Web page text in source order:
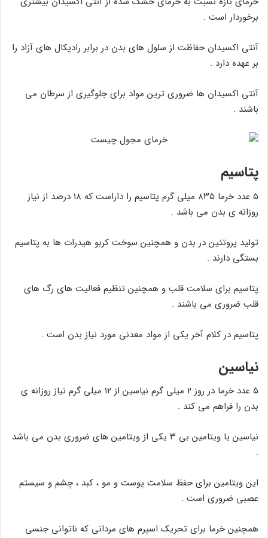
برخوردار است .
آنتی اکسیدان حفاظت از سلول های بدن در برابر رادیکال های آزاد را
بر عهده دارد .
آنتی اکسیدان ها ضروری ترین مواد برای جلوگیری از سرطان می
باشند .
پتاسیم
۵ عدد خرما ۸۳۵ میلی گرم پتاسیم را داراست که ۱۸ درصد از نیاز
روزانه ی بدن می باشد .
تولید پروتئین در بدن و همچنین سوخت کربو هیدرات ها به پتاسیم
بستگی دارند .
پتاسیم برای سلامت قلب و همچنین تنظیم فعالیت های رگ های
قلب ضروری می باشند .
پتاسیم در کلام آخر یکی از مواد معدنی مورد نیاز بدن است .
نیاسین
۵ عدد خرما در روز ۲ میلی گرم نیاسین از ۱۲ میلی گرم نیاز روزانه ی
بدن را فراهم می کند .
نیاسین یا ویتامین بی ۳ یکی از ویتامین های ضروری بدن می باشد
.
این ویتامین برای حفظ سلامت پوست و مو ، کبد ، چشم و سیستم
عصبی ضروری است .
همچنین خرما برای تحریک اسپرم های مردانی که ناتوانی جنسی